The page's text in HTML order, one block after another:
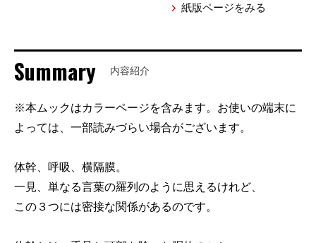
紙版ページをみる
Summary 内容紹介
※本ムックはカラーページを含みます。お使いの端末に
よっては、一部読みづらい場合がございます。
体幹、呼吸、横隔膜。
一見、単なる言葉の羅列のように思えるけれど、
この３つには密接な関係があるのです。